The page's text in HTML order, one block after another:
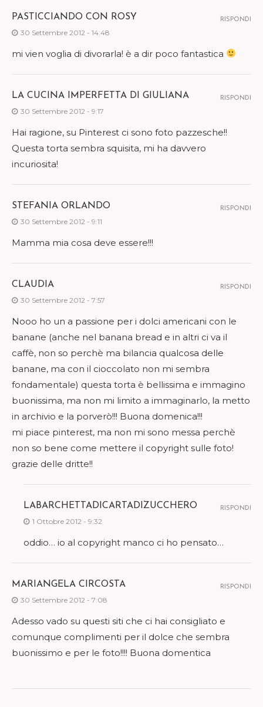
PASTICCIANDO CON ROSY
30 Settembre 2012 - 14:48
mi vien voglia di divorarla! è a dir poco fantastica
RISPONDI
LA CUCINA IMPERFETTA DI GIULIANA
30 Settembre 2012 - 9:17
Hai ragione, su Pinterest ci sono foto pazzesche!!
Questa torta sembra squisita, mi ha davvero
incuriosita!
RISPONDI
STEFANIA ORLANDO
30 Settembre 2012 - 9:11
Mamma mia cosa deve essere!!!
RISPONDI
CLAUDIA
30 Settembre 2012 - 7:57
Nooo ho un a passione per i dolci americani con le
banane (anche nel banana bread e in altri ci va il
caffè, non so perchè ma bilancia qualcosa delle
banane, ma con il cioccolato non mi sembra
fondamentale) questa torta è bellissima e immagino
buonissima, ma non mi limito a immaginarlo, la metto
in archivio e la porverò!!! Buona domenica!!!
mi piace pinterest, ma non mi sono messa perchè
non so bene come mettere il copyright sulle foto!
grazie delle dritte!!
RISPONDI
LABARCHETTADICARTADIZUCCHERO
1 Ottobre 2012 - 9:32
oddio… io al copyright manco ci ho pensato…
RISPONDI
MARIANGELA CIRCOSTA
30 Settembre 2012 - 7:08
Adesso vado su questi siti che ci hai consigliato e
comunque complimenti per il dolce che sembra
buonissimo e per le foto!!!! Buona domentica
RISPONDI